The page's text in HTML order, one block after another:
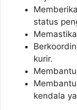
status
kurir.
kendala